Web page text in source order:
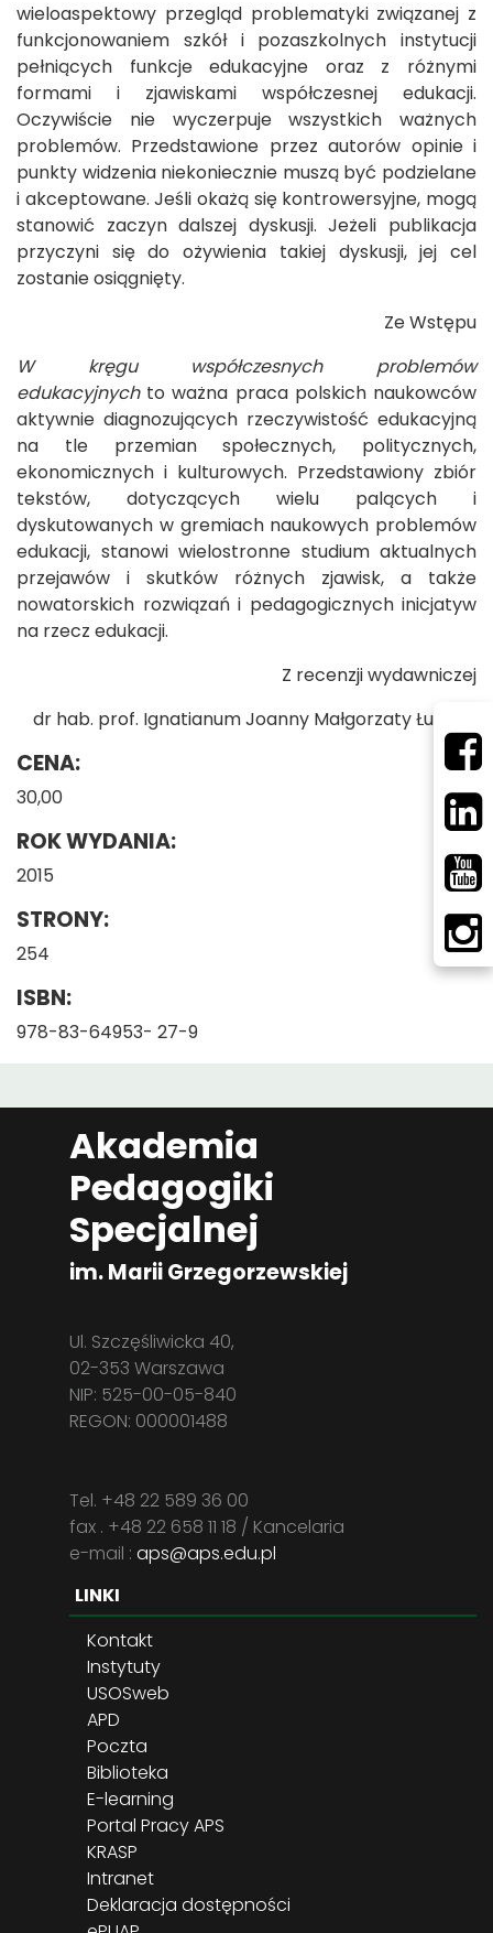
wieloaspektowy przegląd problematyki związanej z
funkcjonowaniem szkół i pozaszkolnych instytucji
pełniących funkcje edukacyjne oraz z różnymi
formami i zjawiskami współczesnej edukacji.
Oczywiście nie wyczerpuje wszystkich ważnych
problemów. Przedstawione przez autorów opinie i
punkty widzenia niekoniecznie muszą być podzielane
i akceptowane. Jeśli okażą się kontrowersyjne, mogą
stanowić zaczyn dalszej dyskusji. Jeżeli publikacja
przyczyni się do ożywienia takiej dyskusji, jej cel
zostanie osiągnięty.
Ze Wstępu
W kręgu współczesnych problemów
edukacyjnych to ważna praca polskich naukowców
aktywnie diagnozujących rzeczywistość edukacyjną
na tle przemian społecznych, politycznych,
ekonomicznych i kulturowych. Przedstawiony zbiór
tekstów, dotyczących wielu palących i
dyskutowanych w gremiach naukowych problemów
edukacji, stanowi wielostronne studium aktualnych
przejawów i skutków różnych zjawisk, a także
nowatorskich rozwiązań i pedagogicznych inicjatyw
na rzecz edukacji.
Z recenzji wydawniczej
dr hab. prof. Ignatianum Joanny Małgorzaty Łukasik
CENA:
30,00
ROK WYDANIA:
2015
STRONY:
254
ISBN:
978-83-64953- 27-9
Akademia
Pedagogiki
Specjalnej
im. Marii Grzegorzewskiej
Ul. Szczęśliwicka 40,
02-353 Warszawa
NIP: 525-00-05-840
REGON: 000001488
Tel. +48 22 589 36 00
fax . +48 22 658 11 18 / Kancelaria
e-mail : aps@aps.edu.pl
LINKI
Kontakt
Instytuty
USOSweb
APD
Poczta
Biblioteka
E-learning
Portal Pracy APS
KRASP
Intranet
Deklaracja dostępności